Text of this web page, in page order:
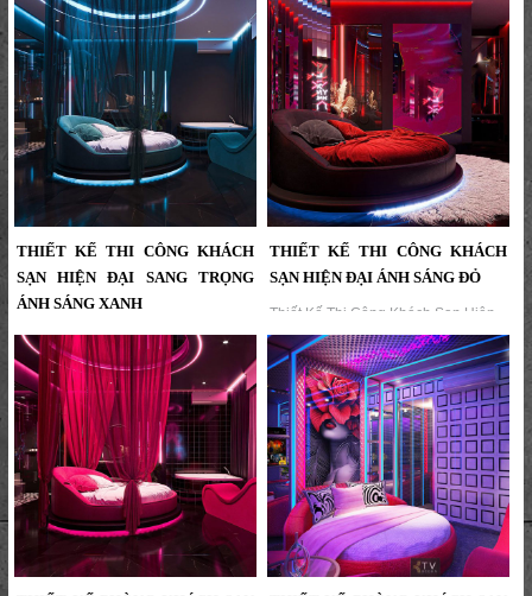
Thiết kế khách sạn ánh sáng nghệ
thuật Không giaN ấn tượng và khác
biệt...
cách ánh sáng nghệ thuật – Không
gian hiện đại, ấn tượng và giàu cảm
xúc...
THIẾT KẾ THI CÔNG KHÁCH
SẠN HIỆN ĐẠI SANG TRỌNG
ÁNH SÁNG XANH
Thiết Kế Thi Công Khách Sạn Hiện
Đại Sang Trọng Ánh Sáng Xanh |
Dự Án KTV Group...
THIẾT KẾ THI CÔNG KHÁCH
SẠN HIỆN ĐẠI ÁNH SÁNG ĐỎ
Thiết Kế Thi Công Khách Sạn Hiện
Đại Ánh Sáng Đỏ | Dự Án KTV
Group...